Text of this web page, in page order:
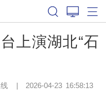
上演湖北“石
| 2026-04-23 16:58:13